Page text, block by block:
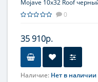
Mojave 10x32 Roof
0
35 910р.
Наличие: Нет в наличии